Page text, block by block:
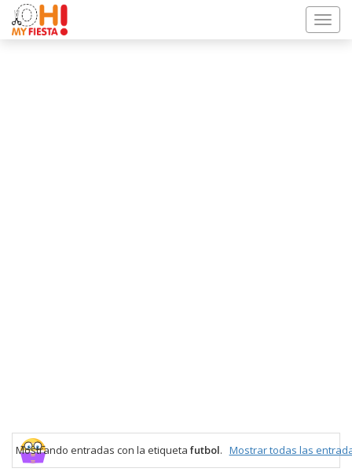
Mostrando entradas con la etiquetafutbol. Mostrar todas las